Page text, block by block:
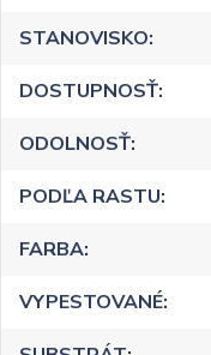
STANOVISKO
DOSTUPNOSŤ
ODOLNOSŤ
PODĽA RASTU
FARBA
VYPESTOVANÉ